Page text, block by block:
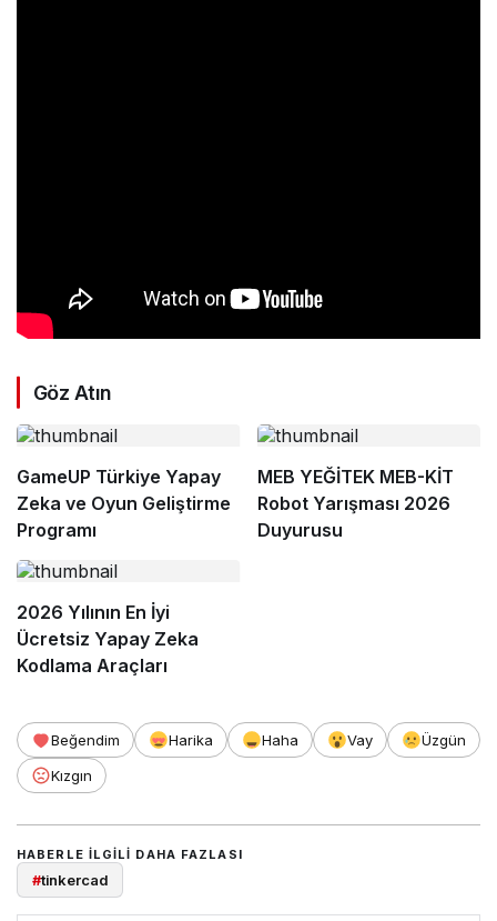
Göz Atın
GameUP Türkiye Yapay
Zeka ve Oyun Geliştirme
Programı
MEB YEĞİTEK MEB-KİT
Robot Yarışması 2026
Duyurusu
2026 Yılının En İyi
Ücretsiz Yapay Zeka
Kodlama Araçları
Beğendim Harika Haha Vay
Üzgün
Kızgın
HABERLE ILGILI DAHA FAZLASI
#tinkercad